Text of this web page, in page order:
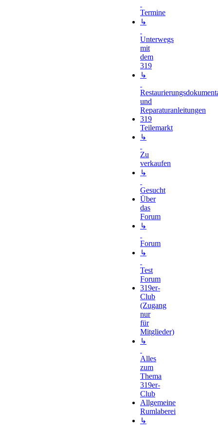
Termine
↳
Unterwegs
mit
dem
319
↳
und
Reparaturanleitungen
319
Teilemarkt
↳
Zu
verkaufen
↳
Gesucht
Über
das
Forum
↳
Forum
↳
Test
Forum
319er-
Club
(Zugang
nur
für
Mitglieder)
↳
Alles
zum
Thema
319er-
Club
Allgemeine
Rumlaberei
↳